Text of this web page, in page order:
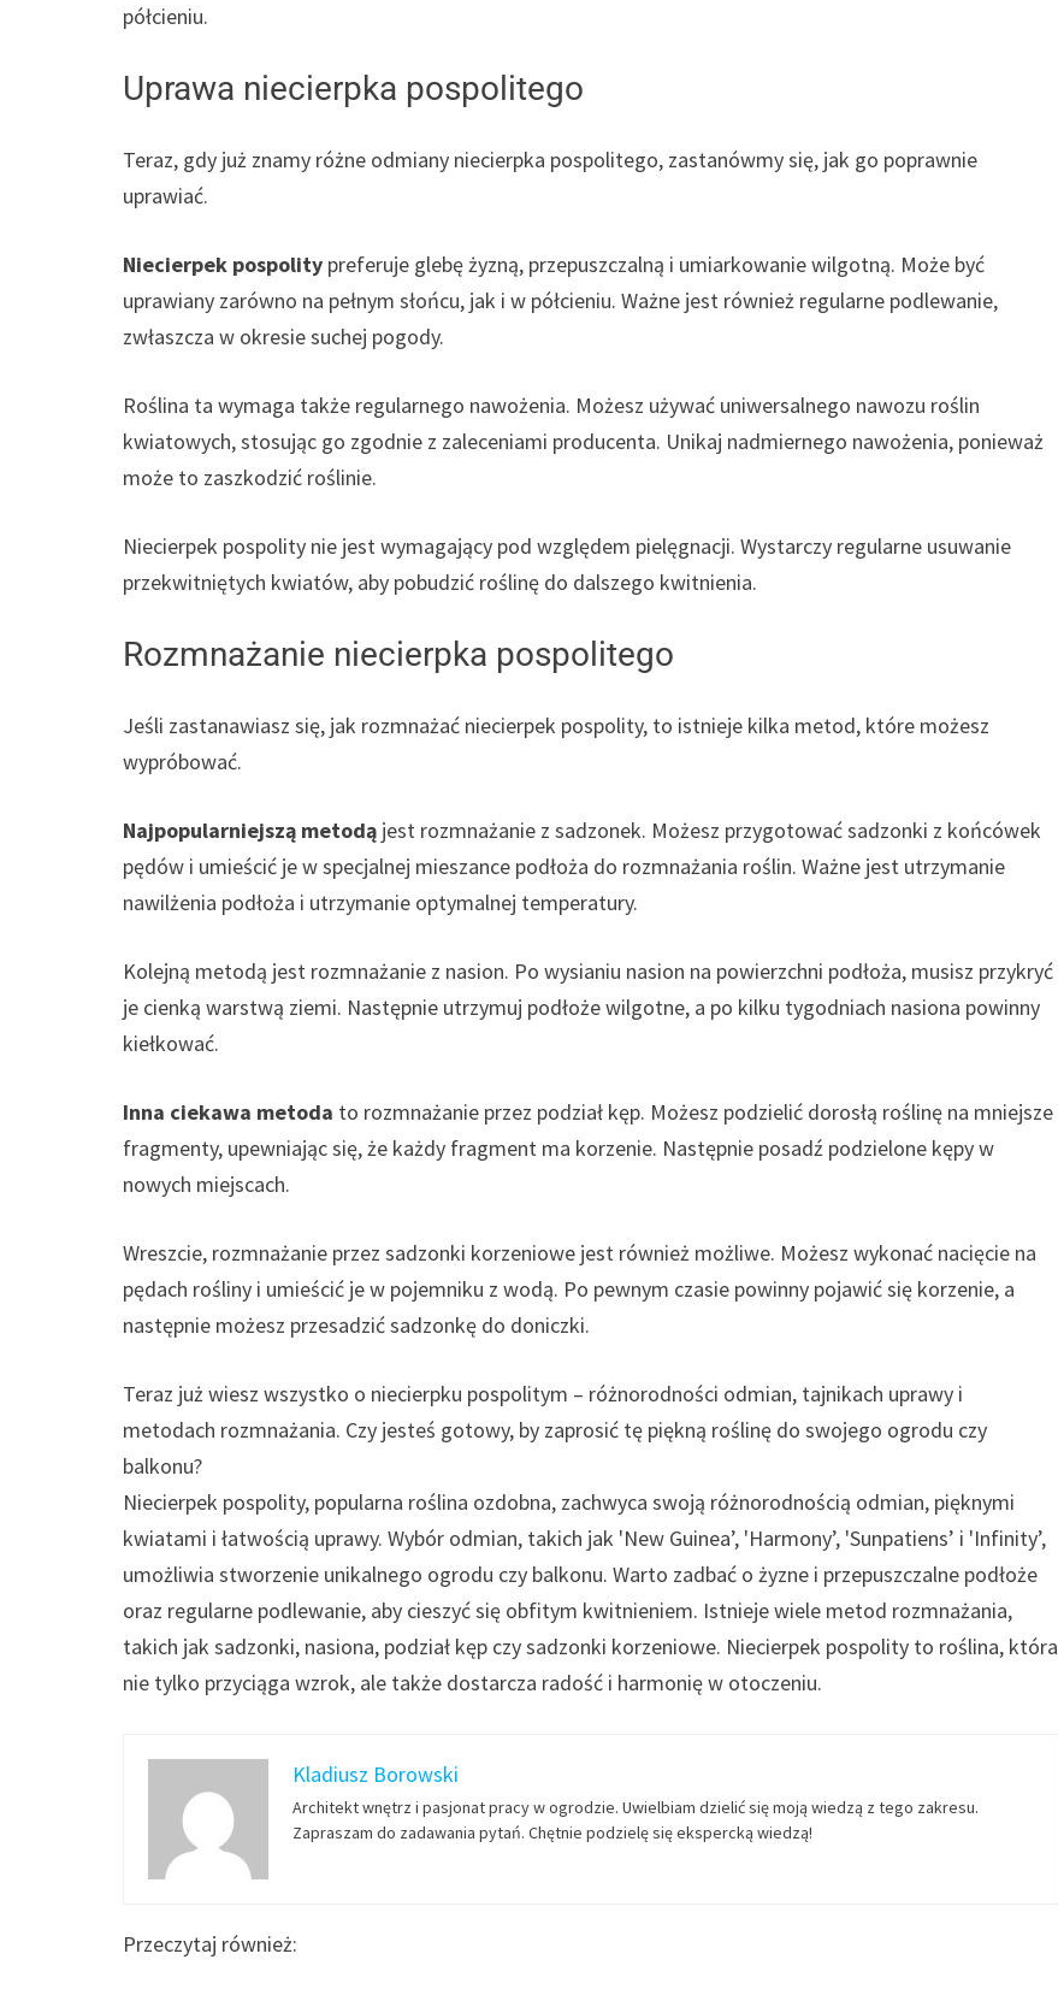
półcieniu.
Uprawa niecierpka pospolitego
Teraz, gdy już znamy różne odmiany niecierpka pospolitego, zastanówmy się, jak go poprawnie
uprawiać.
Niecierpek pospolity preferuje glebę żyzną, przepuszczalną i umiarkowanie wilgotną. Może być
uprawiany zarówno na pełnym słońcu, jak i w półcieniu. Ważne jest również regularne podlewanie,
zwłaszcza w okresie suchej pogody.
Roślina ta wymaga także regularnego nawożenia. Możesz używać uniwersalnego nawozu roślin
kwiatowych, stosując go zgodnie z zaleceniami producenta. Unikaj nadmiernego nawożenia, ponieważ
może to zaszkodzić roślinie.
Niecierpek pospolity nie jest wymagający pod względem pielęgnacji. Wystarczy regularne usuwanie
przekwitniętych kwiatów, aby pobudzić roślinę do dalszego kwitnienia.
Rozmnażanie niecierpka pospolitego
Jeśli zastanawiasz się, jak rozmnażać niecierpek pospolity, to istnieje kilka metod, które możesz
wypróbować.
Najpopularniejszą metodą jest rozmnażanie z sadzonek. Możesz przygotować sadzonki z końcówek
pędów i umieścić je w specjalnej mieszance podłoża do rozmnażania roślin. Ważne jest utrzymanie
nawilżenia podłoża i utrzymanie optymalnej temperatury.
Kolejną metodą jest rozmnażanie z nasion. Po wysianiu nasion na powierzchni podłoża, musisz przykryć
je cienką warstwą ziemi. Następnie utrzymuj podłoże wilgotne, a po kilku tygodniach nasiona powinny
kiełkować.
Inna ciekawa metoda to rozmnażanie przez podział kęp. Możesz podzielić dorosłą roślinę na mniejsze
fragmenty, upewniając się, że każdy fragment ma korzenie. Następnie posadź podzielone kępy w
nowych miejscach.
Wreszcie, rozmnażanie przez sadzonki korzeniowe jest również możliwe. Możesz wykonać nacięcie na
pędach rośliny i umieścić je w pojemniku z wodą. Po pewnym czasie powinny pojawić się korzenie, a
następnie możesz przesadzić sadzonkę do doniczki.
Teraz już wiesz wszystko o niecierpku pospolitym – różnorodności odmian, tajnikach uprawy i
metodach rozmnażania. Czy jesteś gotowy, by zaprosić tę piękną roślinę do swojego ogrodu czy
balkonu?
Niecierpek pospolity, popularna roślina ozdobna, zachwyca swoją różnorodnością odmian, pięknymi
kwiatami i łatwością uprawy. Wybór odmian, takich jak 'New Guinea’, 'Harmony’, 'Sunpatiens’ i 'Infinity’,
umożliwia stworzenie unikalnego ogrodu czy balkonu. Warto zadbać o żyzne i przepuszczalne podłoże
oraz regularne podlewanie, aby cieszyć się obfitym kwitnieniem. Istnieje wiele metod rozmnażania,
takich jak sadzonki, nasiona, podział kęp czy sadzonki korzeniowe. Niecierpek pospolity to roślina, która
nie tylko przyciąga wzrok, ale także dostarcza radość i harmonię w otoczeniu.
Kladiusz Borowski
Architekt wnętrz i pasjonat pracy w ogrodzie. Uwielbiam dzielić się moją wiedzą z tego zakresu.
Zapraszam do zadawania pytań. Chętnie podzielę się ekspercką wiedzą!
Przeczytaj również: